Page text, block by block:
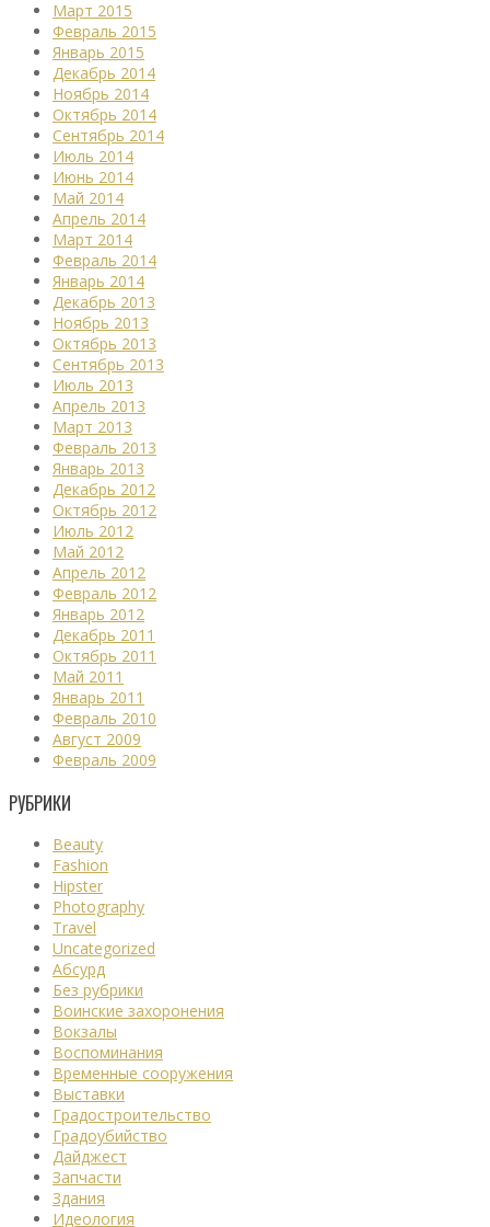
Март 2015
Февраль 2015
Январь 2015
Декабрь 2014
Ноябрь 2014
Октябрь 2014
Сентябрь 2014
Июль 2014
Июнь 2014
Май 2014
Апрель 2014
Март 2014
Февраль 2014
Январь 2014
Декабрь 2013
Ноябрь 2013
Октябрь 2013
Сентябрь 2013
Июль 2013
Апрель 2013
Март 2013
Февраль 2013
Январь 2013
Декабрь 2012
Октябрь 2012
Июль 2012
Май 2012
Апрель 2012
Февраль 2012
Январь 2012
Декабрь 2011
Октябрь 2011
Май 2011
Январь 2011
Февраль 2010
Август 2009
Февраль 2009
РУБРИКИ
Beauty
Fashion
Hipster
Photography
Travel
Uncategorized
Абсурд
Без рубрики
Воинские захоронения
Вокзалы
Воспоминания
Временные сооружения
Выставки
Градостроительство
Градоубийство
Дайджест
Запчасти
Здания
Идеология